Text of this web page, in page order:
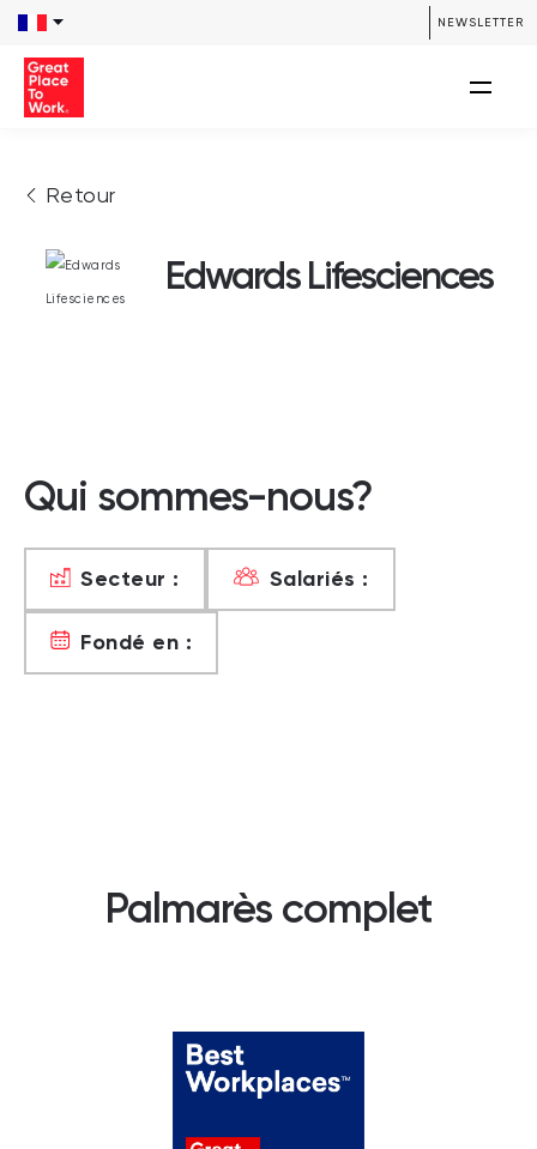
NEWSLETTER
Retour
Edwards Lifesciences
Qui sommes-nous?
Secteur : Salariés :
Fondé en :
Palmarès complet